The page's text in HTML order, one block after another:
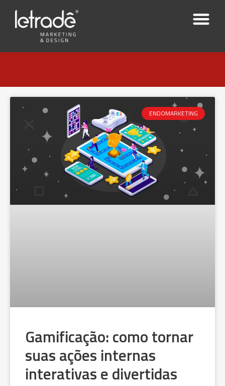
ENDOMARKETING
Gamificação: como tornar
suas ações internas
interativas e divertidas